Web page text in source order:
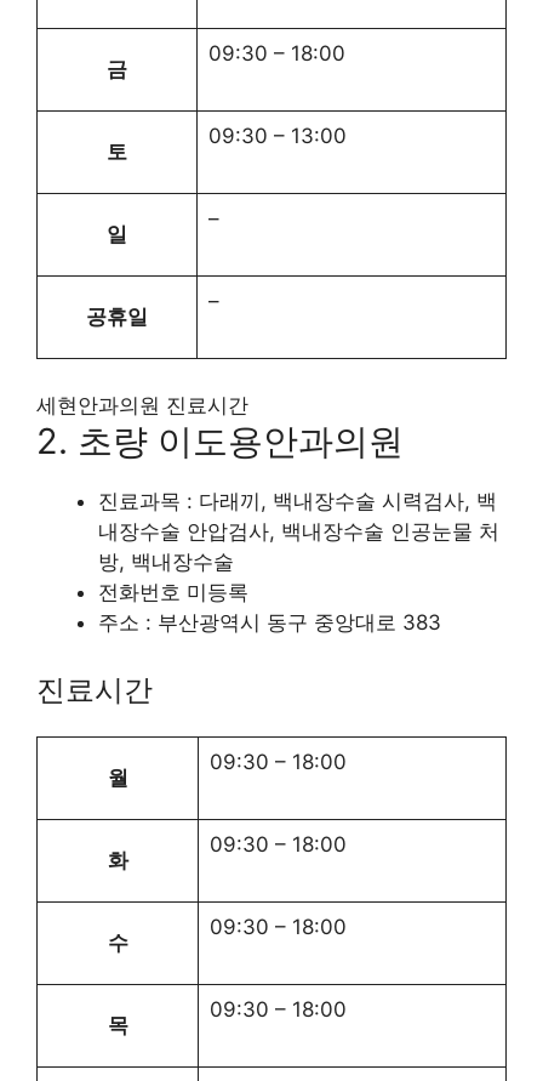
금
09:30 – 18:00
토
09:30 – 13:00
일
–
공휴일
–
세현안과의원 진료시간
2. 초량 이도용안과의원
진료과목 : 다래끼, 백내장수술 시력검사, 백
내장수술 안압검사, 백내장수술 인공눈물 처
방, 백내장수술
전화번호 미등록
주소 : 부산광역시 동구 중앙대로 383
진료시간
월
09:30 – 18:00
화
09:30 – 18:00
수
09:30 – 18:00
목
09:30 – 18:00